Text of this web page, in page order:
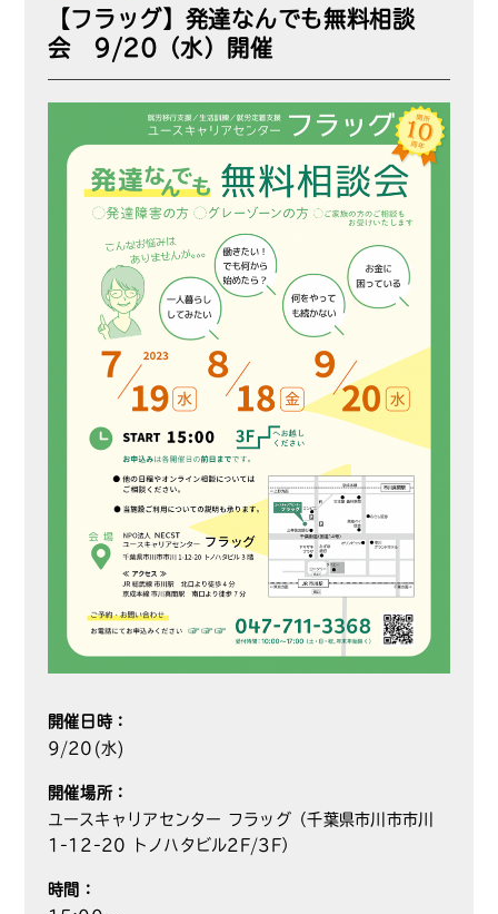
【フラッグ】発達なんでも無料相談
会 9/20（水）開催
開催日時：
9/20(水)
開催場所：
ユースキャリアセンター フラッグ（千葉県市川市市川
1-12-20 トノハタビル2F/3F）
時間：